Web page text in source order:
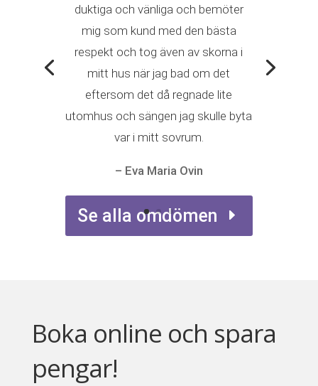
– Eva Maria Ovin
Boka online och spara
pengar!